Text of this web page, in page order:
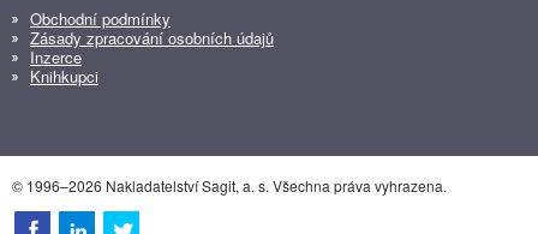
Obchodní podmínky
Zásady zpracování osobních údajů
Inzerce
Knihkupci
© 1996–2026 Nakladatelství Sagit, a. s. Všechna práva vyhrazena.